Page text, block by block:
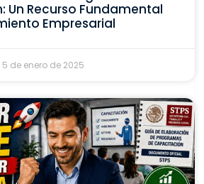
Un Recurso Fundamental
Empresarial
5 de enero de 2025